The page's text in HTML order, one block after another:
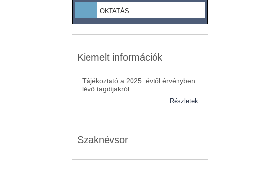
OKTATÁS
Kiemelt információk
Tájékoztató a 2025. évtől érvényben
lévő tagdíjakról
Részletek
Szaknévsor